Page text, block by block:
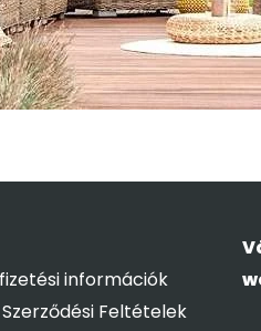
információk
Feltételek